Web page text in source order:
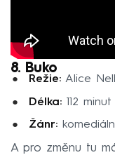
8. Buko
Režie:Alice
Délka:112 minut
Žánr:
A pro změnu tu